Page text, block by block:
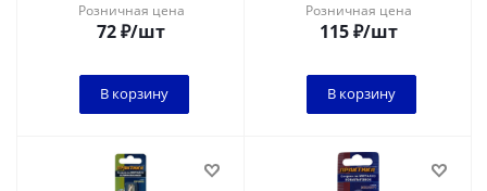
Розничная цена
72₽/шт
В корзину
Розничная цена
115₽/шт
В корзину